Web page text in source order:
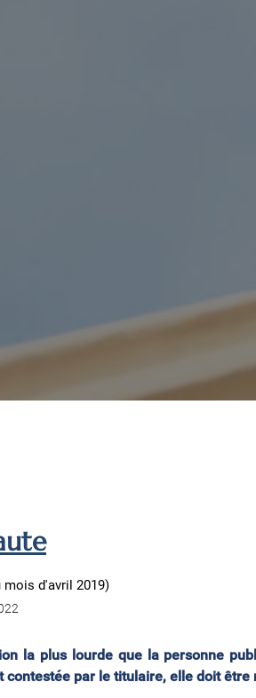
d'avril 2019)
la plus lourde que la personne
contestée par le titulaire, elle doit